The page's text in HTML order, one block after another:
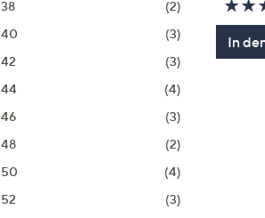
38
(2)
40
(3)
42
(3)
44
(4)
46
(3)
48
(2)
50
(4)
52
(3)
In